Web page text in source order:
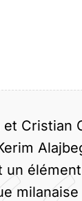
et Cristian
un
milanaise